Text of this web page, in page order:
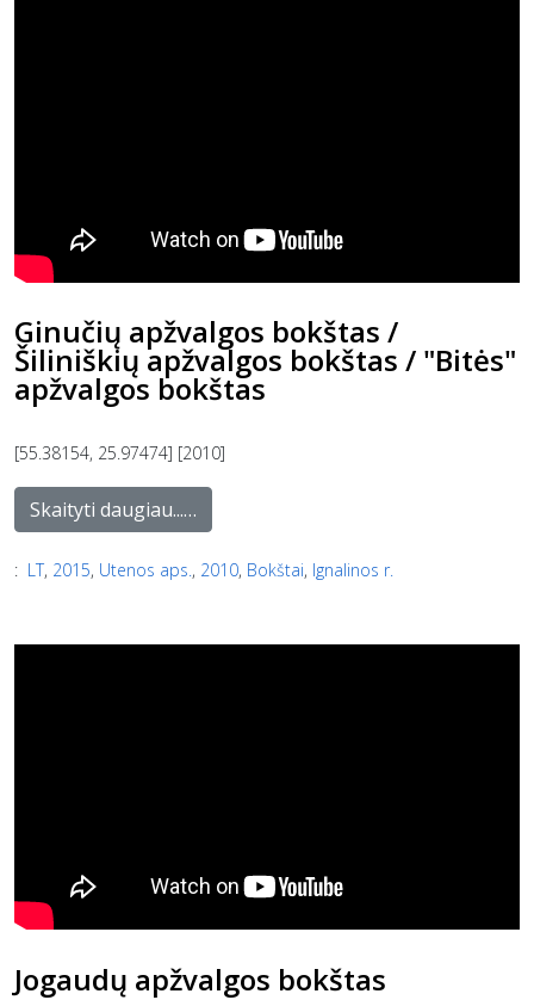
Ginučių apžvalgos bokštas /
Šiliniškių apžvalgos bokštas / "Bitės"
apžvalgos bokštas
[55.38154, 25.97474] [2010]
Skaityti daugiau...…
: LT, 2015, Utenos aps., 2010, Bokštai, Ignalinos r.
Jogaudų apžvalgos bokštas